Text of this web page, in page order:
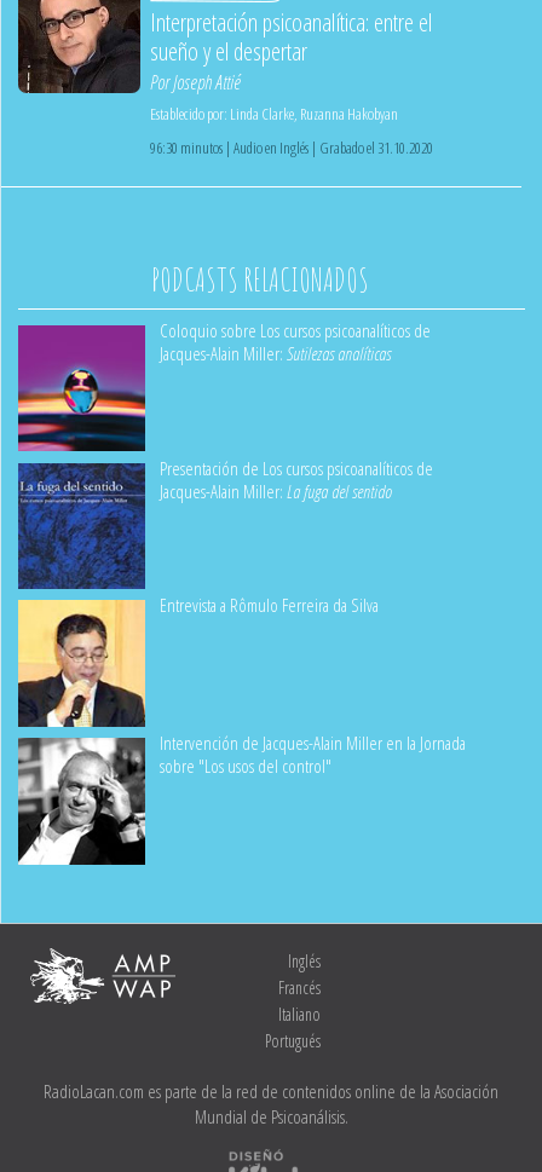
Interpretación psicoanalítica: entre el
sueño y el despertar
PorJoseph Attié
Establecido por: Linda Clarke, Ruzanna Hakobyan
96:30 minutos | Audio en Inglés | Grabado el 31.10.2020
PODCASTS RELACIONADOS
Coloquio sobre Los cursos psicoanalíticos de
Jacques-Alain Miller: Sutilezas analíticas
Presentación de Los cursos psicoanalíticos de
Jacques-Alain Miller:La fuga del sentido
Entrevista a Rômulo Ferreira da Silva
Intervención de Jacques-Alain Miller en la Jornada
sobre "Los usos del control"
Inglés
Francés
Italiano
Portugués
RadioLacan.com es parte de la red de contenidos online de la Asociación
Mundial de Psicoanálisis.